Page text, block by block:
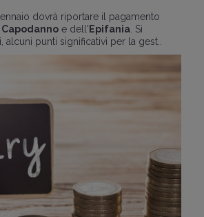
dovrà riportare il pagamento
e dell' Epifania . Si
alcuni punti significativi per la gest..